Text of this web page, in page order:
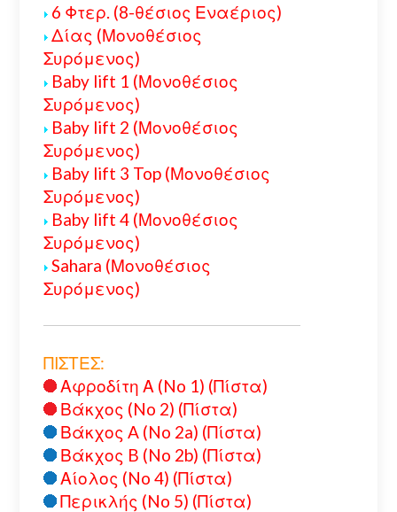
6 Φτερ. (8-θέσιος Εναέριος)
Δίας (Μονοθέσιος
Συρόμενος)
Baby lift 1 (Μονοθέσιος
Συρόμενος)
Baby lift 2 (Μονοθέσιος
Συρόμενος)
Baby lift 3 Top (Μονοθέσιος
Συρόμενος)
Baby lift 4 (Μονοθέσιος
Συρόμενος)
Sahara (Μονοθέσιος
Συρόμενος)
ΠΙΣΤΕΣ:
Αφροδίτη Α (No 1) (Πίστα)
Βάκχος (No 2) (Πίστα)
Βάκχος A (No 2a) (Πίστα)
Βάκχος B (No 2b) (Πίστα)
Αίολος (No 4) (Πίστα)
Περικλής (No 5) (Πίστα)